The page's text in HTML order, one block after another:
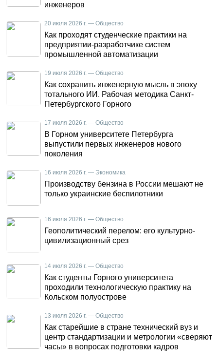
инженеров
20 июля 2026 г. — Общество
Как проходят студенческие практики на
предприятии-разработчике систем
промышленной автоматизации
19 июля 2026 г. — Общество
Как сохранить инженерную мысль в эпоху
тотального ИИ. Рабочая методика Санкт-
Петербургского Горного
17 июля 2026 г. — Общество
В Горном университете Петербурга
выпустили первых инженеров нового
поколения
16 июля 2026 г. — Экономика
Производству бензина в России мешают не
только украинские беспилотники
16 июля 2026 г. — Общество
Геополитический перелом: его культурно-
цивилизационный срез
14 июля 2026 г. — Общество
Как студенты Горного университета
проходили технологическую практику на
Кольском полуострове
13 июля 2026 г. — Общество
Как старейшие в стране технический вуз и
центр стандартизации и метрологии «сверяют
часы» в вопросах подготовки кадров